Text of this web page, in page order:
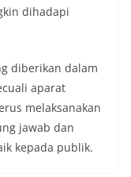
dihadapi
diberikan dalam
aparat
melaksanakan
jawab dan
kepada publik.